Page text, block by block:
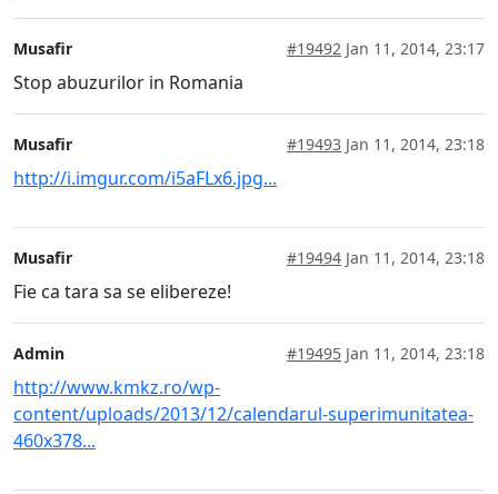
Musafir #19492 Jan 11, 2014, 23:17
Stop abuzurilor in Romania
Musafir #19493 Jan 11, 2014, 23:18
http://i.imgur.com/i5aFLx6.jpg...
Musafir #19494 Jan 11, 2014, 23:18
Fie ca tara sa se elibereze!
Admin #19495 Jan 11, 2014, 23:18
http://www.kmkz.ro/wp-
content/uploads/2013/12/calendarul-superimunitatea-
460x378...